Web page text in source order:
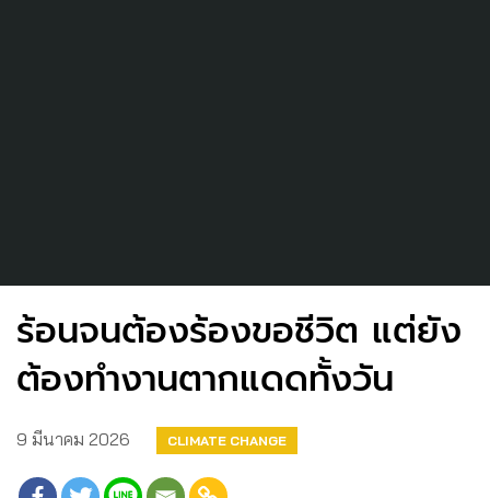
ร้อนจนต้องร้องขอชีวิต แต่ยัง
ต้องทำงานตากแดดทั้งวัน
9 มีนาคม 2026 CLIMATE CHANGE